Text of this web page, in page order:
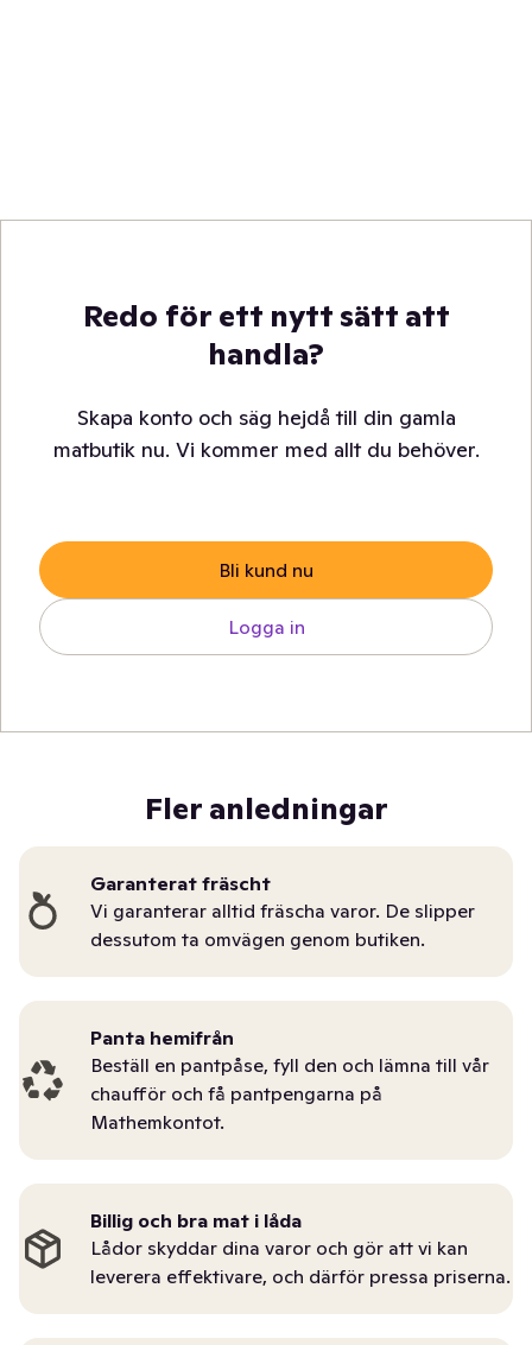
Redo för ett nytt sätt att
handla?
Skapa konto och säg hejdå till din gamla
matbutik nu. Vi kommer med allt du behöver.
Bli kund nu
Logga in
Fler anledningar
Garanterat fräscht
Vi garanterar alltid fräscha varor. De slipper
dessutom ta omvägen genom butiken.
Panta hemifrån
Beställ en pantpåse, fyll den och lämna till vår
chaufför och få pantpengarna på
Mathemkontot.
Billig och bra mat i låda
Lådor skyddar dina varor och gör att vi kan
leverera effektivare, och därför pressa priserna.